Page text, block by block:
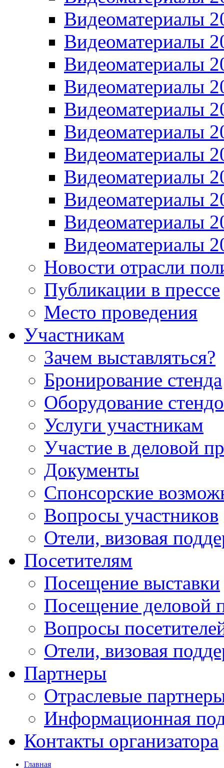
Видеоматериалы
Видеоматериалы
Видеоматериалы
Видеоматериалы
Видеоматериалы
Видеоматериалы
Видеоматериалы
Видеоматериалы
Видеоматериалы
Видеоматериалы
Видеоматериалы
Новости отрасли
Публикации в прессе
Место проведения
Участникам
Зачем выставляться?
Бронирование стенда
Оборудование
Услуги участникам
Участие в деловой
Документы
Спонсорские
Вопросы участников
Отели, визовая
Посетителям
Посещение выставки
Посещение деловой
Вопросы
Отели, визовая
Партнеры
Отраслевые
Информационная
Контакты организатора
Главная